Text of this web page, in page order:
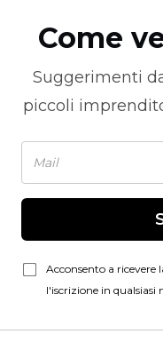
Come
Suggerimenti
piccoli
Acconsento a ricevere
l'iscrizione in qualsiasi